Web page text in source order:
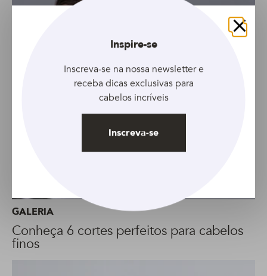
GALERIA
Conheça 6 cortes perfeitos para cabelos
finos
Fechar
Inspire-se
Inscreva-se na nossa newsletter e
receba dicas exclusivas para
cabelos incríveis
Inscreva-se